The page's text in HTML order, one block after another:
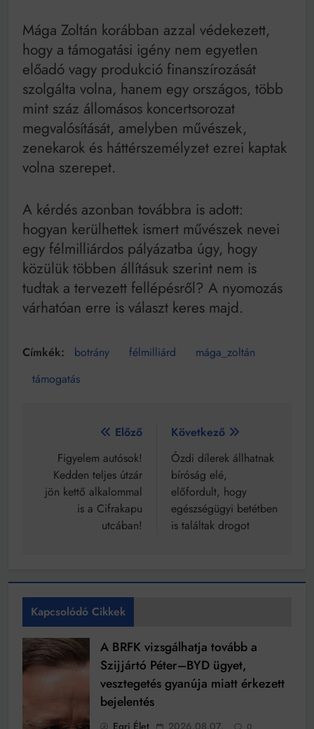
Mága Zoltán korábban azzal védekezett,
hogy a támogatási igény nem egyetlen
előadó vagy produkció finanszírozását
szolgálta volna, hanem egy országos, több
mint száz állomásos koncertsorozat
megvalósítását, amelyben művészek,
zenekarok és háttérszemélyzet ezrei kaptak
volna szerepet.
A kérdés azonban továbbra is adott:
hogyan kerülhettek ismert művészek nevei
egy félmilliárdos pályázatba úgy, hogy
közülük többen állításuk szerint nem is
tudtak a tervezett fellépésről? A nyomozás
várhatóan erre is választ keres majd.
botrány félmilliárd
mága_zoltán
támogatás
Bejegyzés
navigáció
Előző
Figyelem autósok!
Kedden teljes útzár
jön kettő alkalommal
is a Cifrakapu
utcában!
Következő
Ózdi dílerek állhatnak
bíróság elé,
előfordult, hogy
egészségügyi betétben
is találtak drogot
Kapcsolódó Cikkek
A BRFK vizsgálhatja tovább a
Szijjártó Péter–BYD ügyet,
vesztegetés gyanúja miatt érkezett
bejelentés